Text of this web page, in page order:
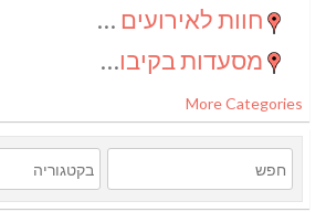
חוות לאירועים בדרום
מסעדות בקיבוצים
More Categories